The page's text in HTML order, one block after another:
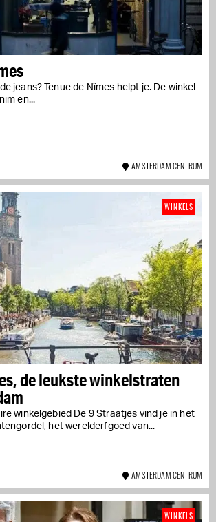
jeans? Tenue de Nîmes helpt je. De winkel
en...
AMSTERDAM CENTRUM
de leukste winkelstraten
winkelgebied De 9 Straatjes vind je in het
het werelderfgoed van...
WINKELS
AMSTERDAM CENTRUM
WINKELS